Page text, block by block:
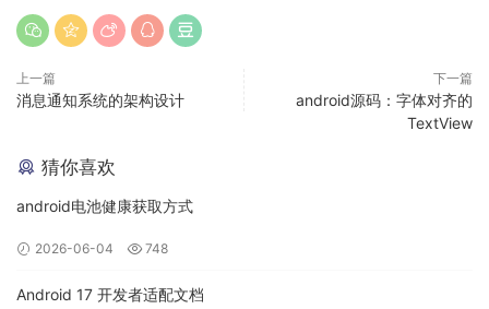
共享，都产生很大影响。
而Environment.getExternalStorageDirectory() 在 API Level
Context#getExternalFilesDir(String), MediaStore, 或
1.3. 适配
1 应用targetSdkVersion
requestLegacyExternalStorage将会无效。
上一篇
消息通知系统的架构设计
下一篇
android源码：字体对齐的
TextView
猜你喜欢
android电池健康获取方式
2026-06-04 748
Android 17 开发者适配文档